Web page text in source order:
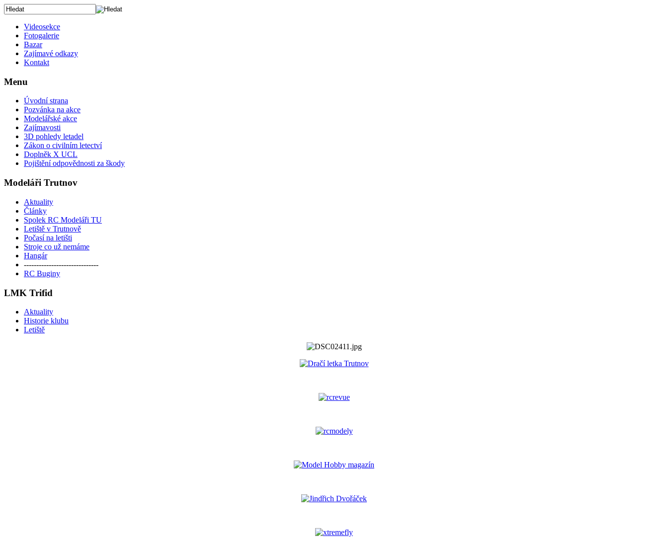
Videosekce
Fotogalerie
Bazar
Zajímavé odkazy
Kontakt
Menu
Úvodní strana
Pozvánka na akce
Modelářské akce
Zajímavosti
3D pohledy letadel
Zákon o civilním letectví
Doplněk X UCL
Pojištění odpovědnosti za škody
Modeláři Trutnov
Aktuality
Články
Spolek RC Modeláři TU
Letiště v Trutnově
Počasí na letišti
Stroje co už nemáme
Hangár
------------------------------
RC Buginy
LMK Trifid
Aktuality
Historie klubu
Letiště